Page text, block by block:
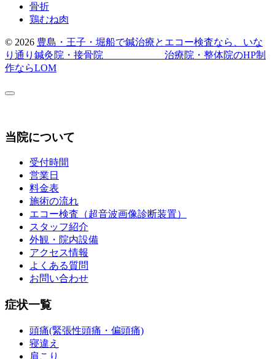
骨折
鶏むね肉
© 2026 豊島・王子・堀船で鍼治療とエコー検査なら、いな
り通り鍼灸院・接骨院 治療院・整体院のHP制
作ならLOM
当院について
受付時間
営業日
料金表
施術の流れ
エコー検査（超音波画像診断装置）
スタッフ紹介
外観・院内設備
アクセス情報
よくある質問
お問い合わせ
症状一覧
頭痛(緊張性頭痛・偏頭痛)
寝違え
肩こり